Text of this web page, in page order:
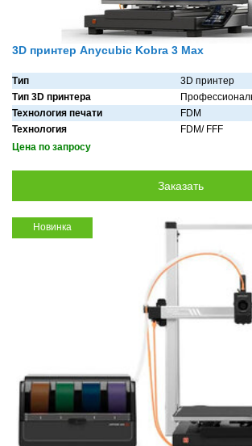
3D принтер Anycubic Kobra 3 Max
Тип
3D принтер
Тип 3D принтера
Технология печати
FDM
Технология
FDM/ FFF
Цена по запросу
Новинка